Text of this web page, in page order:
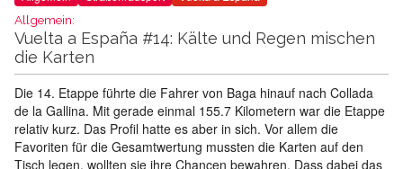
Allgemein:
Vuelta a España #14: Kälte und Regen mischen
die Karten
Die 14. Etappe führte die Fahrer von Baga hinauf nach Collada
de la Gallina. Mit gerade einmal 155.7 Kilometern war die Etappe
relativ kurz. Das Profil hatte es aber in sich. Vor allem die
Favoriten für die Gesamtwertung mussten die Karten auf den
Tisch legen, wollten sie ihre Chancen bewahren. Dass dabei das